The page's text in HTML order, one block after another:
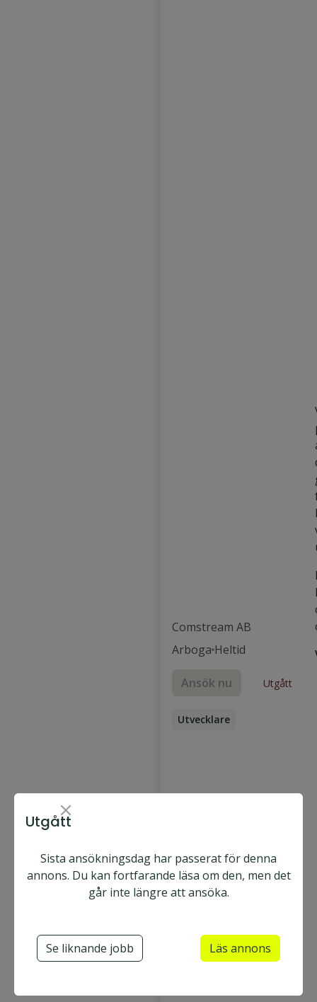
Comstream AB
Arboga Heltid
Ansök nu Utgått
Utvecklare
Utgått
Sista ansökningsdag har passerat för denna
annons. Du kan fortfarande läsa om den, men det
går inte längre att ansöka.
Se liknande jobb Läs annons